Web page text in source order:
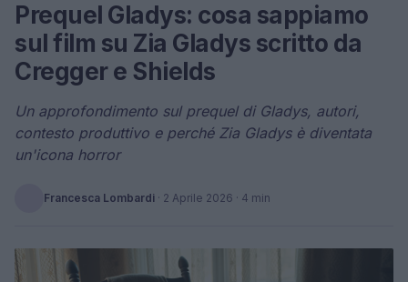
Prequel Gladys: cosa sappiamo
sul film su Zia Gladys scritto da
Cregger e Shields
Un approfondimento sul prequel di Gladys, autori,
contesto produttivo e perché Zia Gladys è diventata
un'icona horror
Francesca Lombardi · 2 Aprile 2026 · 4 min